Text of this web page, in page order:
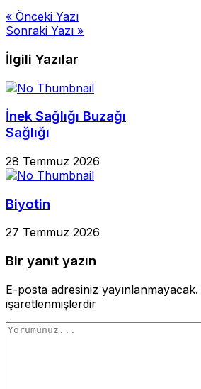
Yazı
gezinmesi
« Önceki Yazı
Sonraki Yazı »
İlgili Yazılar
İnek Sağlığı Buzağı
Sağlığı
28 Temmuz 2026
Biyotin
27 Temmuz 2026
Bir yanıt yazın
E-posta adresiniz yayınlanmayacak.
işaretlenmişlerdir